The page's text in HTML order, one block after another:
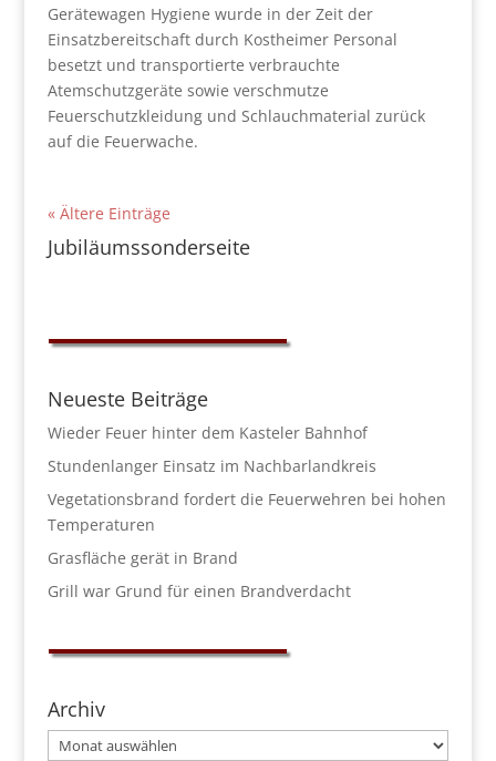
Gerätewagen Hygiene wurde in der Zeit der
Einsatzbereitschaft durch Kostheimer Personal
besetzt und transportierte verbrauchte
Atemschutzgeräte sowie verschmutze
Feuerschutzkleidung und Schlauchmaterial zurück
auf die Feuerwache.
« Ältere Einträge
Jubiläumssonderseite
Neueste Beiträge
Wieder Feuer hinter dem Kasteler Bahnhof
Stundenlanger Einsatz im Nachbarlandkreis
Vegetationsbrand fordert die Feuerwehren bei hohen
Temperaturen
Grasfläche gerät in Brand
Grill war Grund für einen Brandverdacht
Archiv
Archiv